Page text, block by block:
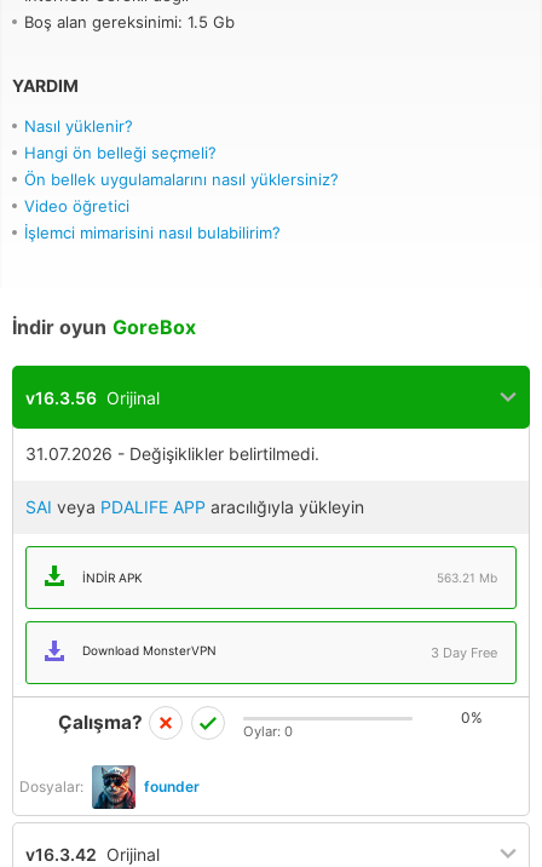
Boş alan gereksinimi: 1.5 Gb
YARDIM
Nasıl yüklenir?
Hangi ön belleği seçmeli?
Ön bellek uygulamalarını nasıl yüklersiniz?
Video öğretici
İşlemci mimarisini nasıl bulabilirim?
İndir oyun GoreBox
v16.3.56 Orijinal
31.07.2026 - Değişiklikler belirtilmedi.
SAI veya PDALIFE APP aracılığıyla yükleyin
İNDIR APK 563.21 Mb
Download MonsterVPN 3 Day Free
Dosyalar: founder
Çalışma? 0%
Oylar: 0
v16.3.42 Orijinal